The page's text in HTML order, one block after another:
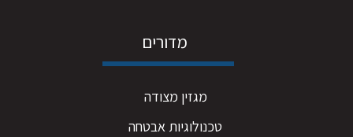
מדורים
מגזין מצודה
טכנולוגיות אבטחה